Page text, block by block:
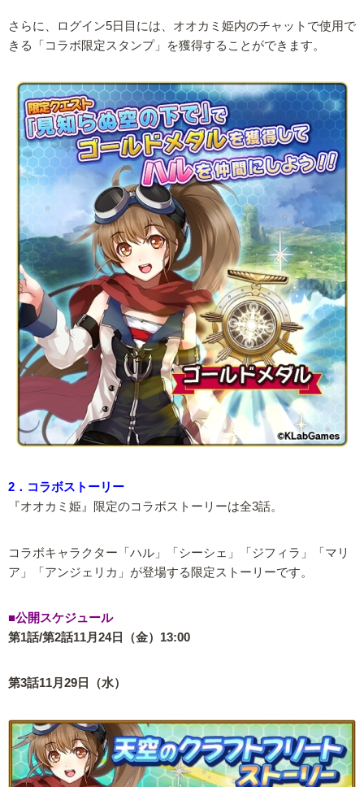
さらに、ログイン5日目には、オオカミ姫内のチャットで使用で
きる「コラボ限定スタンプ」を獲得することができます。
2．コラボストーリー
『オオカミ姫』限定のコラボストーリーは全3話。
コラボキャラクター「ハル」「シーシェ」「ジフィラ」「マリ
ア」「アンジェリカ」が登場する限定ストーリーです。
■公開スケジュール
第1話/第2話11月24日（金）13:00
第3話11月29日（水）